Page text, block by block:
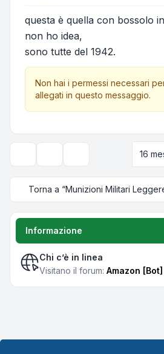
questa è quella con bossolo
non ho idea,
sono tutte del 1942.
Non hai i permessi necessari
allegati in questo messaggio.
Opzioni di 16
Torna a “Munizioni Militari
Informazione
Chi c’è in linea
Visitano il forum: Amazon [Bot]